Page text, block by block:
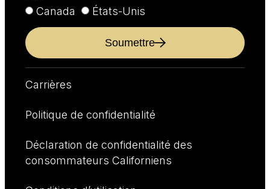
Canada États-Unis
Soumettre
Carrières
Politique de confidentialité
Déclaration de confidentialité des
consommateurs Californiens